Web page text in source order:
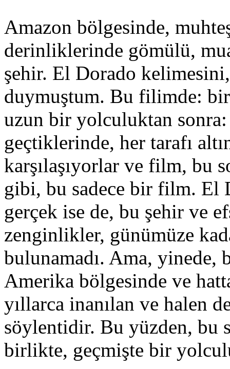
Amazon bölgesinde,
derinliklerinde gömülü,
şehir. El Dorado
duymuştum. Bu filimde: bir
uzun bir yolculuktan
geçtiklerinde, her tarafı
karşılaşıyorlar ve film, bu
gibi, bu sadece bir film. El
gerçek ise de, bu şehir ve
zenginlikler, günümüze
bulunamadı. Ama,
Amerika bölgesinde ve
yıllarca inanılan ve halen
söylentidir. Bu yüzden, bu
birlikte, geçmişte bir